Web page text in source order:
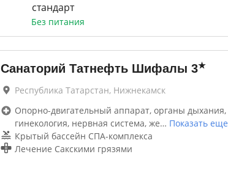
стандарт
Без питания
Санаторий Татнефть Шифалы 3★
Республика Татарстан, Нижнекамск
Опорно-двигательный аппарат, органы дыхания,
гинекология, нервная система, же… Показать еще
Крытый бассейн СПА-комплекса
Лечение Сакскими грязями